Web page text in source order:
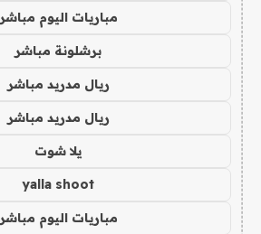
مباريات اليوم مباشر
برشلونة مباشر
ريال مدريد مباشر
ريال مدريد مباشر
يلا شوت
yalla shoot
مباريات اليوم مباشر